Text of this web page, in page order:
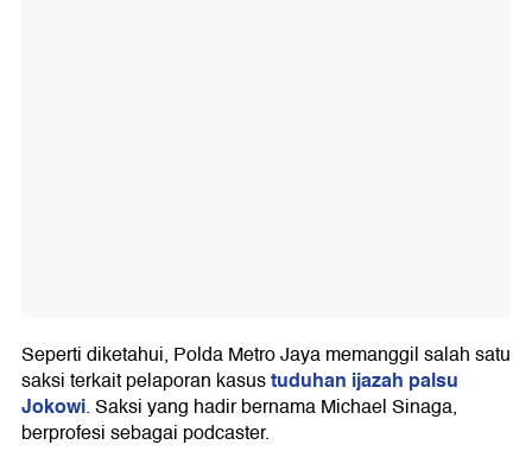
Seperti diketahui, Polda Metro Jaya memanggil salah satu
saksi terkait pelaporan kasustuduhan ijazah palsu
Jokowi. Saksi yang hadir bernama Michael Sinaga,
berprofesi sebagai podcaster.